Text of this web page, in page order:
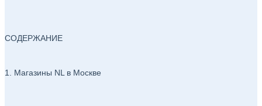
СОДЕРЖАНИЕ
1. Магазины NL в Москве